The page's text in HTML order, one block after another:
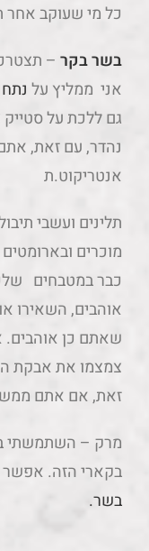
כל מי שעוקב אחר
בשר בקר –
אני ממליץ על
גם ללכת על
נהדר, עם זאת,
אנטריקוט.ת
תלינים ועשבי
מוכרים
כבר במטבחים
אוהבים, השאירו
שאתם כן אוהבים.
צמצמו את אבקת
זאת, אם אתם ממש
מרק – השתמשתי
בקארי הזה.
בשר.